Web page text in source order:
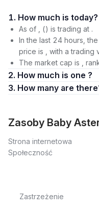
1. How much is today?
As of , () is trading at .
In the last 24 hours,
price is , with a trading
The market cap is ,
2. How much is one ?
3. How many are
Zasoby Baby
Strona internetowa
Społeczność
Zastrzeżenie